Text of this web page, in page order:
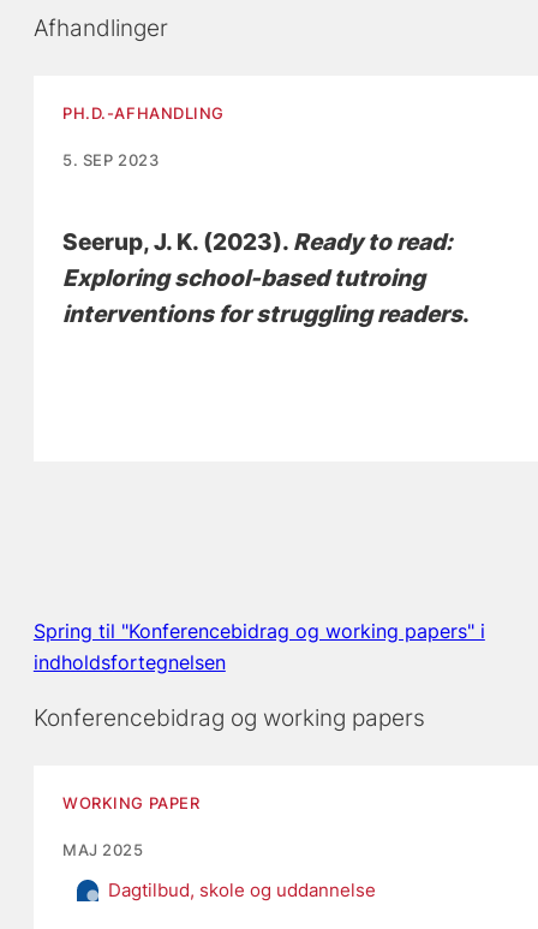
Afhandlinger
PH.D.-AFHANDLING
5. SEP 2023
Seerup, J. K. (2023). Ready to read:
Exploring school-based tutroing
interventions for struggling readers.
Spring til "Konferencebidrag og working papers" i
indholdsfortegnelsen
Konferencebidrag og working papers
WORKING PAPER
MAJ 2025
Dagtilbud, skole og uddannelse